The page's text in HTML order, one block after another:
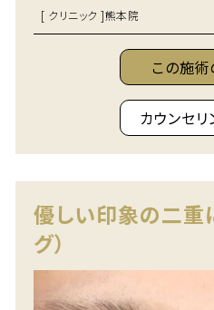
[ クリニック ]熊本院
この施
カウンセ
優しい印象の二重
グ）